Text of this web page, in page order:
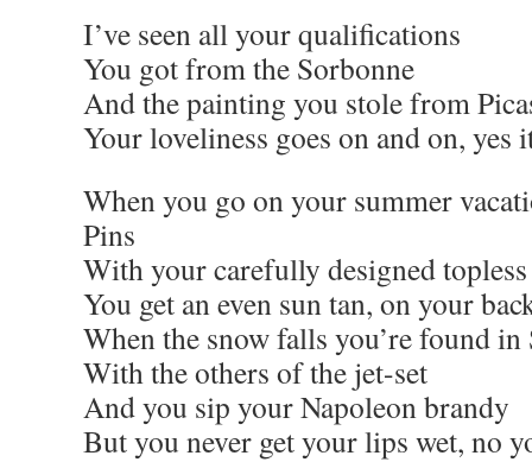
I’ve seen all your qualifications
You got from the Sorbonne
And the painting you stole from
Your loveliness goes on and on, yes
When you go on your summer
Pins
With your carefully designed
You get an even sun tan, on your
When the snow falls you’re found
With the others of the jet-set
And you sip your Napoleon brandy
But you never get your lips wet, no